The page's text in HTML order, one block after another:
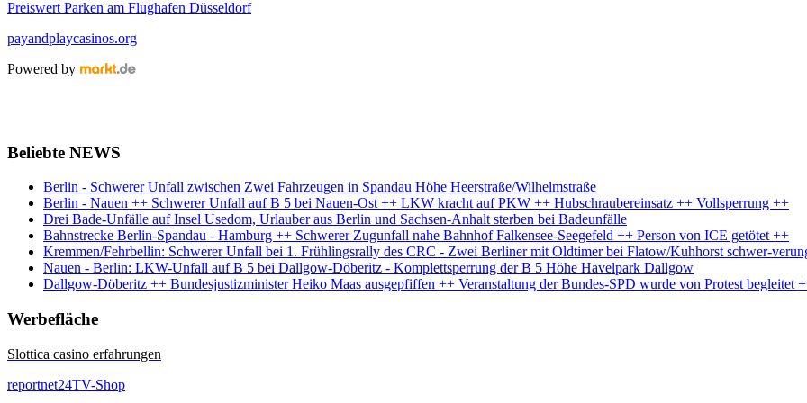
Preiswert Parken am Flughafen Düsseldorf
payandplaycasinos.org
Powered by
Beliebte NEWS
Berlin - Schwerer Unfall zwischen Zwei Fahrzeugen in Spandau Höhe Heerstraße/Wilhelmstraße
Berlin - Nauen ++ Schwerer Unfall auf B 5 bei Nauen-Ost ++ LKW kracht auf PKW ++ Hubschraubereinsatz ++ Vollsperrung ++
Drei Bade-Unfälle auf Insel Usedom, Urlauber aus Berlin und Sachsen-Anhalt sterben bei Badeunfälle
Bahnstrecke Berlin-Spandau - Hamburg ++ Schwerer Zugunfall nahe Bahnhof Falkensee-Seegefeld ++ Person von ICE getötet ++
Kremmen/Fehrbellin: Schwerer Unfall bei 1. Frühlingsrally des CRC - Zwei Berliner mit Oldtimer bei Flatow/Kuhhorst schwer-
Nauen - Berlin: LKW-Unfall auf B 5 bei Dallgow-Döberitz - Komplettsperrung der B 5 Höhe Havelpark Dallgow
Dallgow-Döberitz ++ Bundesjustizminister Heiko Maas ausgepfiffen ++ Veranstaltung der Bundes-SPD wurde von Protest begleitet
Werbefläche
Slottica casino erfahrungen
reportnet24TV-Shop